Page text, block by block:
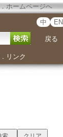
． ホームページへ
中 EN
戻る
． リンク